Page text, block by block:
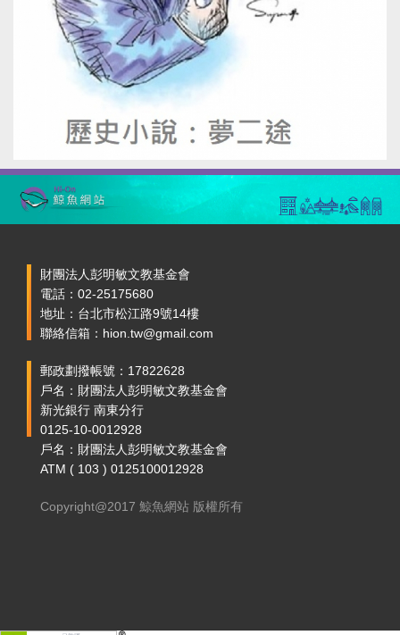
財團法人彭明敏文教基金會
電話：02-25175680
地址：台北市松江路9號14樓
聯絡信箱：hion.tw@gmail.com
郵政劃撥帳號：17822628
戶名：財團法人彭明敏文教基金會
新光銀行 南東分行
0125-10-0012928
戶名：財團法人彭明敏文教基金會
ATM ( 103 ) 0125100012928
Copyright@2017 鯨魚網站 版權所有